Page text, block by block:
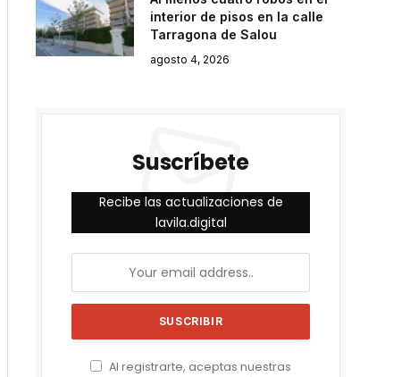
interior de pisos en la calle
Tarragona de Salou
agosto 4, 2026
Suscríbete
Recibe las actualizaciones de
lavila.digital
Al registrarte, aceptas nuestras